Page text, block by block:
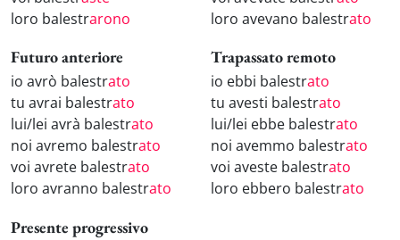
loro balestrarono
loro avevano balestrato
Futuro anteriore
io avrò balestrato
tu avrai balestrato
lui/lei avrà balestrato
noi avremo balestrato
voi avrete balestrato
loro avranno balestrato
Trapassato remoto
io ebbi balestrato
tu avesti balestrato
lui/lei ebbe balestrato
noi avemmo balestrato
voi aveste balestrato
loro ebbero balestrato
Presente progressivo